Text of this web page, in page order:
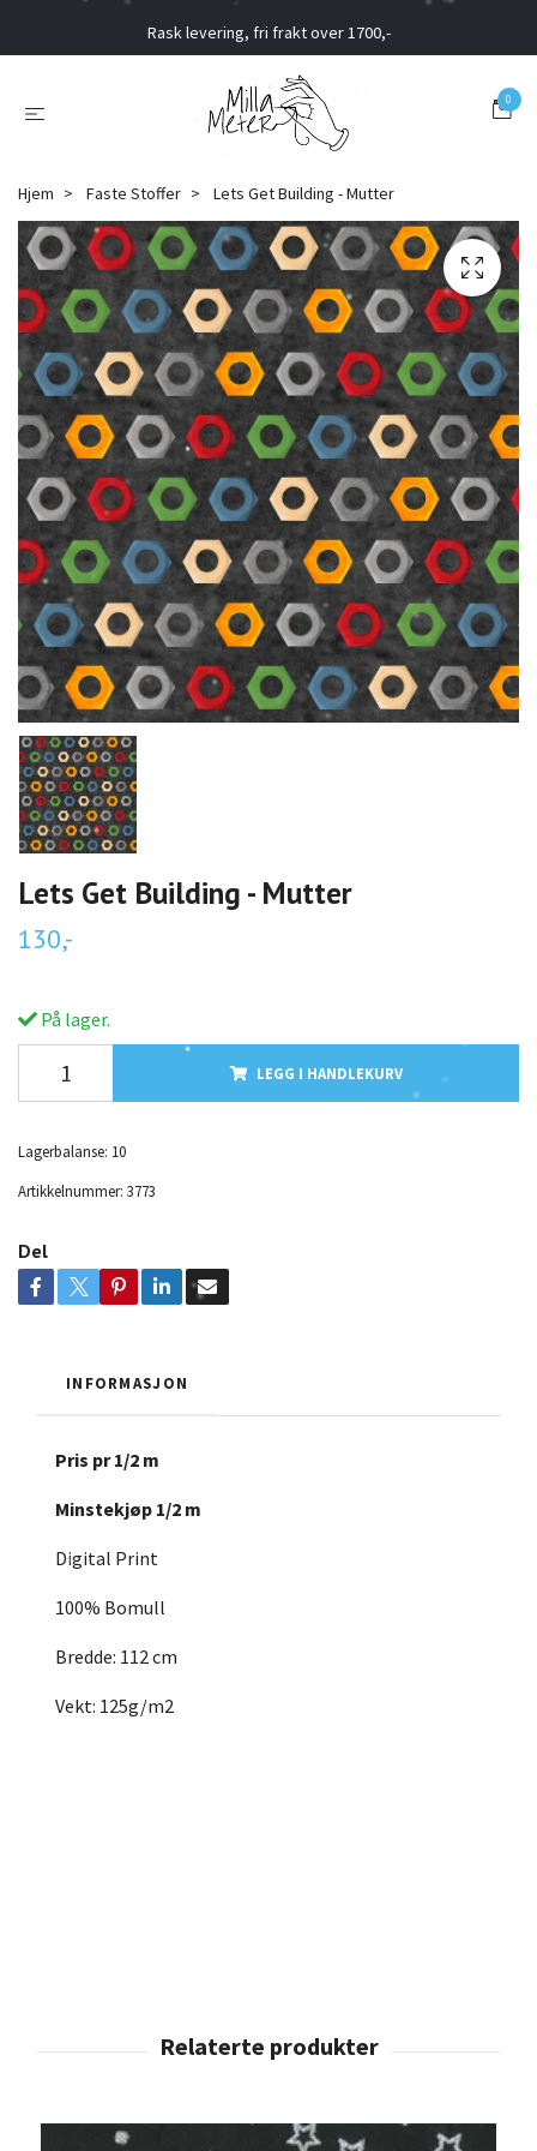
Rask levering, fri frakt over 1700,-
0
Hjem Faste Stoffer Lets Get Building - Mutter
Lets Get Building - Mutter
130,-
På lager.
LEGG I HANDLEKURV
Lagerbalanse: 10
Artikkelnummer: 3773
Del
INFORMASJON
Pris pr 1/2 m
Minstekjøp 1/2 m
Digital Print
100% Bomull
Bredde: 112 cm
Vekt: 125g/m2